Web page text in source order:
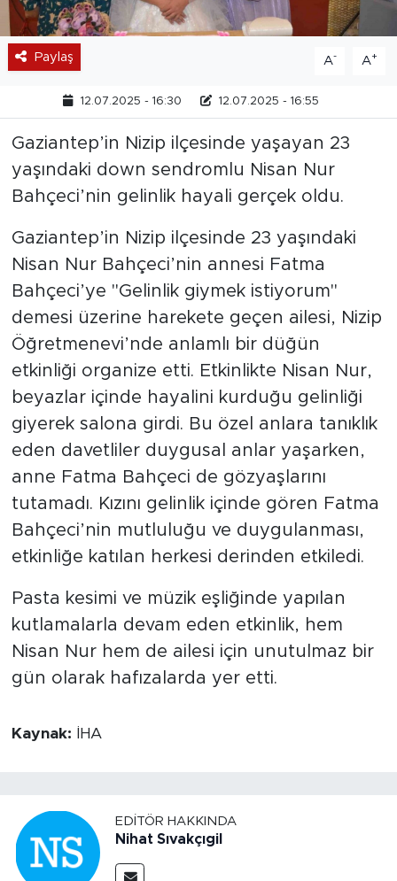
Paylaş A- A+
12.07.2025 - 16:30 12.07.2025 - 16:55
Gaziantep’in Nizip ilçesinde yaşayan 23
yaşındaki down sendromlu Nisan Nur
Bahçeci’nin gelinlik hayali gerçek oldu.
Gaziantep’in Nizip ilçesinde 23 yaşındaki
Nisan Nur Bahçeci’nin annesi Fatma
Bahçeci’ye "Gelinlik giymek istiyorum"
demesi üzerine harekete geçen ailesi, Nizip
Öğretmenevi’nde anlamlı bir düğün
etkinliği organize etti. Etkinlikte Nisan Nur,
beyazlar içinde hayalini kurduğu gelinliği
giyerek salona girdi. Bu özel anlara tanıklık
eden davetliler duygusal anlar yaşarken,
anne Fatma Bahçeci de gözyaşlarını
tutamadı. Kızını gelinlik içinde gören Fatma
Bahçeci’nin mutluluğu ve duygulanması,
etkinliğe katılan herkesi derinden etkiledi.
Pasta kesimi ve müzik eşliğinde yapılan
kutlamalarla devam eden etkinlik, hem
Nisan Nur hem de ailesi için unutulmaz bir
gün olarak hafızalarda yer etti.
Kaynak: İHA
EDITÖR HAKKINDA
Nihat Sıvakçıgil